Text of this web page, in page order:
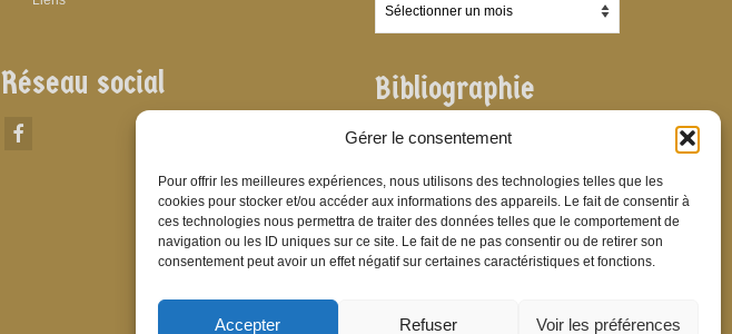
Gérer le consentement
Pour offrir les meilleures expériences, nous utilisons des technologies telles que les
cookies pour stocker et/ou accéder aux informations des appareils. Le fait de consentir à
ces technologies nous permettra de traiter des données telles que le comportement de
navigation ou les ID uniques sur ce site. Le fait de ne pas consentir ou de retirer son
consentement peut avoir un effet négatif sur certaines caractéristiques et fonctions.
Accepter Refuser Voir les préférences
Réseau social Bibliographie
Bibliographie